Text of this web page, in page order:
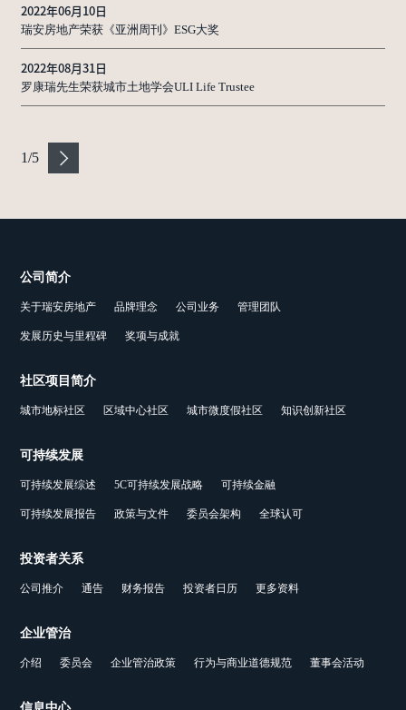
2022年06月10日
瑞安房地产荣获《亚洲周刊》ESG大奖
2022年08月31日
罗康瑞先生荣获城市土地学会ULI Life Trustee
1/5
公司简介
关于瑞安房地产 品牌理念 公司业务 管理团队
发展历史与里程碑 奖项与成就
社区项目简介
城市地标社区 区域中心社区 城市微度假社区 知识创新社区
可持续发展
可持续发展综述 5C可持续发展战略 可持续金融
可持续发展报告 政策与文件 委员会架构 全球认可
投资者关系
公司推介 通告 财务报告 投资者日历 更多资料
企业管治
介绍 委员会 企业管治政策 行为与商业道德规范 董事会活动